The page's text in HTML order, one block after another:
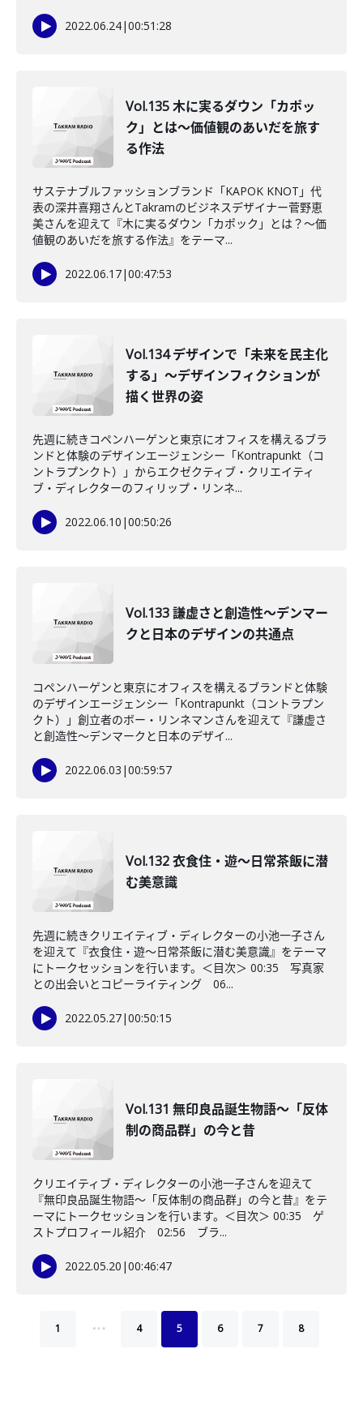
2022.06.24|00:51:28
Vol.135 木に実るダウン「カポッ
ク」とは～価値観のあいだを旅す
る作法
サステナブルファッションブランド「KAPOK KNOT」代
表の深井喜翔さんとTakramのビジネスデザイナー菅野恵
美さんを迎えて『木に実るダウン「カポック」とは？～価
値観のあいだを旅する作法』をテーマ...
2022.06.17|00:47:53
Vol.134 デザインで「未来を民主化
する」～デザインフィクションが
描く世界の姿
先週に続きコペンハーゲンと東京にオフィスを構えるブラ
ンドと体験のデザインエージェンシー「Kontrapunkt（コ
ントラプンクト）」からエクゼクティブ・クリエイティ
ブ・ディレクターのフィリップ・リンネ...
2022.06.10 |00:50:26
Vol.133 謙虚さと創造性～デンマー
クと日本のデザインの共通点
コペンハーゲンと東京にオフィスを構えるブランドと体験
のデザインエージェンシー「Kontrapunkt（コントラプン
クト）」創立者のボー・リンネマンさんを迎えて『謙虚さ
と創造性～デンマークと日本のデザイ...
2022.06.03 |00:59:57
Vol.132 衣食住・遊～日常茶飯に潜
む美意識
先週に続きクリエイティブ・ディレクターの小池一子さん
を迎えて『衣食住・遊～日常茶飯に潜む美意識』をテーマ
にトークセッションを行います。＜目次＞ 00:35 写真家
との出会いとコピーライティング 06...
2022.05.27|00:50:15
Vol.131 無印良品誕生物語～「反体
制の商品群」の今と昔
クリエイティブ・ディレクターの小池一子さんを迎えて
『無印良品誕生物語～「反体制の商品群」の今と昔』をテ
ーマにトークセッションを行います。＜目次＞ 00:35 ゲ
ストプロフィール紹介 02:56 ブラ...
2022.05.20 |00:46:47
1 … 4 5 6 7 8